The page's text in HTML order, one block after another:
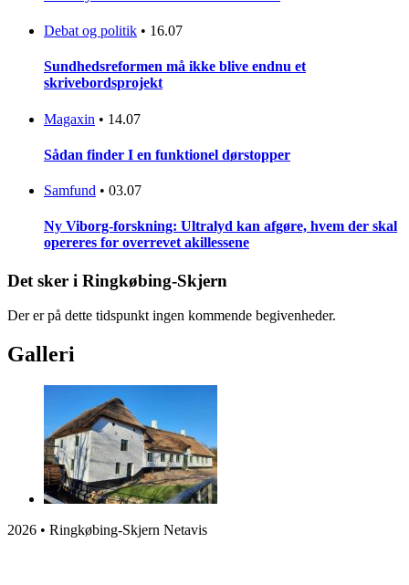
Debat og politik • 16.07
Sundhedsreformen må ikke blive endnu et
skrivebordsprojekt
Magaxin • 14.07
Sådan finder I en funktionel dørstopper
Samfund • 03.07
Ny Viborg-forskning: Ultralyd kan afgøre, hvem der skal
opereres for overrevet akillessene
Det sker i Ringkøbing-Skjern
Der er på dette tidspunkt ingen kommende begivenheder.
Galleri
2026 • Ringkøbing-Skjern Netavis